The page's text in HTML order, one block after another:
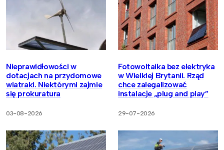
Nieprawidłowości w
dotacjach na przydomowe
wiatraki. Niektórymi zajmie
się prokuratura
03-08-2026
Fotowoltaika bez elektryka
w Wielkiej Brytanii. Rząd
chce zalegalizować
instalacje „plug and play”
29-07-2026